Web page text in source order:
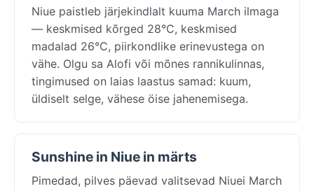
Niue paistleb järjekindlalt kuuma March ilmaga
— keskmised kõrged 28°C, keskmised
madalad 26°C, piirkondlike erinevustega on
vähe. Olgu sa Alofi või mõnes rannikulinnas,
tingimused on laias laastus samad: kuum,
üldiselt selge, vähese öise jahenemisega.
Sunshine in Niue in märts
Pimedad, pilves päevad valitsevad Niuei March